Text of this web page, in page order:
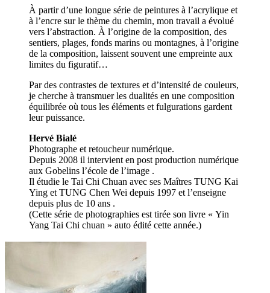
À partir d’une longue série de peintures à l’acrylique et
à l’encre sur le thème du chemin, mon travail a évolué
vers l’abstraction. À l’origine de la composition, des
sentiers, plages, fonds marins ou montagnes, à l’origine
de la composition, laissent souvent une empreinte aux
limites du figuratif…
Par des contrastes de textures et d’intensité de couleurs,
je cherche à transmuer les dualités en une composition
équilibrée où tous les éléments et fulgurations gardent
leur puissance.
Hervé Bialé
Photographe et retoucheur numérique.
Depuis 2008 il intervient en post production numérique
aux Gobelins l’école de l’image .
Il étudie le Tai Chi Chuan avec ses Maîtres TUNG Kai
Ying et TUNG Chen Wei depuis 1997 et l’enseigne
depuis plus de 10 ans .
(Cette série de photographies est tirée son livre « Yin
Yang Tai Chi chuan » auto édité cette année.)